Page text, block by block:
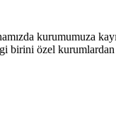
kurumumuza
birini özel